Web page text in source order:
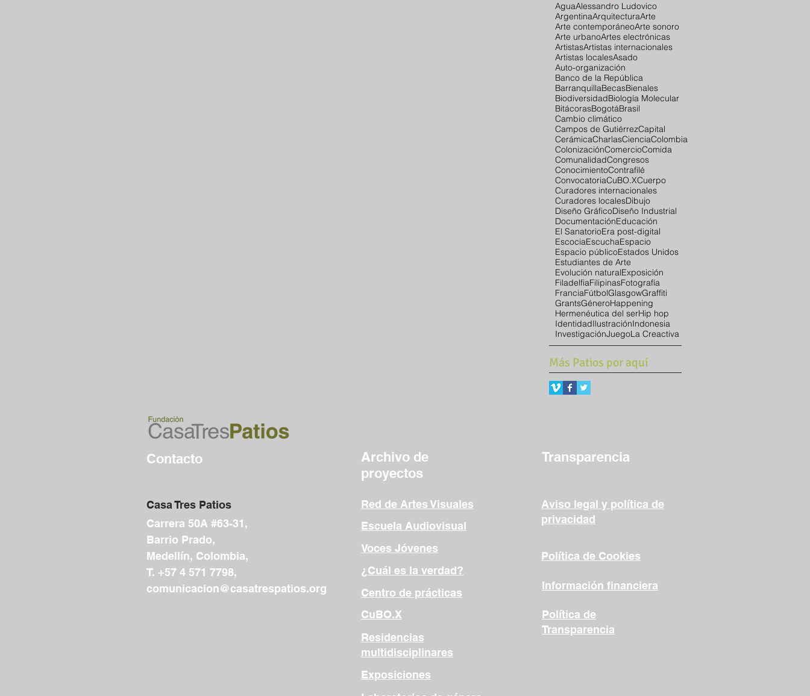
AguaAlessandro Ludovico
ArgentinaArquitecturaArte
Arte contemporáneoArte sonoro
Arte urbanoArtes electrónicas
ArtistasArtistas internacionales
Artistas localesAsado
Auto-organización
Banco de la República
BarranquillaBecasBienales
BiodiversidadBiología Molecular
BitácorasBogotáBrasil
Cambio climático
Campos de GutiérrezCapital
CerámicaCharlasCienciaColombia
ColonizaciónComercioComida
ComunalidadCongresos
ConocimientoContrafilé
ConvocatoriaCuBO.XCuerpo
Curadores internacionales
Curadores localesDibujo
Diseño GráficoDiseño Industrial
DocumentaciónEducación
El SanatorioEra post-digital
EscociaEscuchaEspacio
Espacio públicoEstados Unidos
Estudiantes de Arte
Evolución naturalExposición
FiladelfiaFilipinasFotografía
FranciaFútbolGlasgowGraffiti
GrantsGéneroHappening
Hermenéutica del serHip hop
IdentidadIlustraciónIndonesia
InvestigaciónJuegoLa Creactiva
Más Patios por aquí
Contacto
Casa Tres Patios
Carrera 50A #63-31,
Barrio Prado,
Medellín, Colombia,
T. +57 4 571 7798,
comunicacion@casatrespatios.org
Archivo de
proyectos
Red de Artes Visuales
Escuela Audiovisual
Voces Jóvenes
¿Cuál es la verdad?
Centro de prácticas
CuBO.X
Residencias
multidisciplinares
Transparencia
Aviso legal y política de
privacidad
Política de Cookies
Información financiera
Política de
Transparencia
Exposiciones